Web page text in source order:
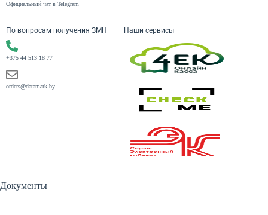
Официальный чат в Telegram
По вопросам получения ЗМН
+375 44 513 18 77
orders@datamark.by
Наши сервисы
Документы